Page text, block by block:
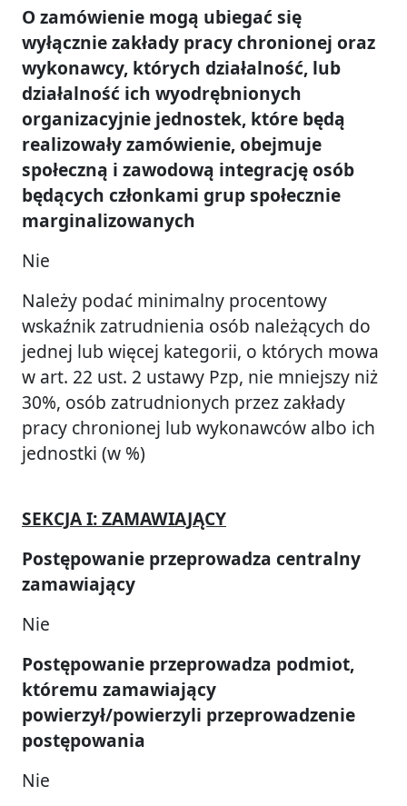
O zamówienie mogą ubiegać się
wyłącznie zakłady pracy chronionej oraz
wykonawcy, których działalność, lub
działalność ich wyodrębnionych
organizacyjnie jednostek, które będą
realizowały zamówienie, obejmuje
społeczną i zawodową integrację osób
będących członkami grup społecznie
marginalizowanych
Nie
Należy podać minimalny procentowy
wskaźnik zatrudnienia osób należących do
jednej lub więcej kategorii, o których mowa
w art. 22 ust. 2 ustawy Pzp, nie mniejszy niż
30%, osób zatrudnionych przez zakłady
pracy chronionej lub wykonawców albo ich
jednostki (w %)
SEKCJA I: ZAMAWIAJĄCY
Postępowanie przeprowadza centralny
zamawiający
Nie
Postępowanie przeprowadza podmiot,
któremu zamawiający
powierzył/powierzyli przeprowadzenie
postępowania
Nie